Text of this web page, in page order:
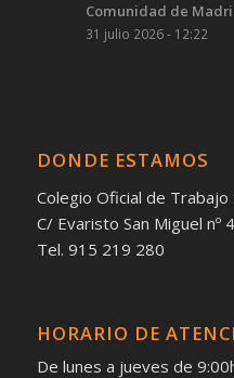
Comunidad de
31 julio 2026 - 12:22
DONDE ESTAMOS
Colegio Oficial de Trabajo
C/ Evaristo San Miguel nº
Tel. 915 219 280
HORARIO DE
De lunes a jueves de